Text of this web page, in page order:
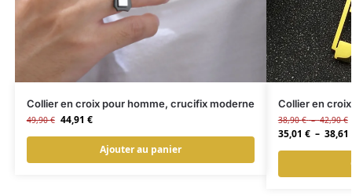
Collier en croix pour homme, crucifix moderne
49,90€ 44,91 €
Ajouter au panier
Collier en
38,90€ – 42,90€
35,01 € – 38,61